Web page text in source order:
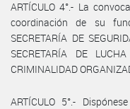
ARTÍCULO 4°.- La
coordinación de su
SECRETARÍA DE
SECRETARÍA DE
CRIMINALIDAD
ARTÍCULO 5°.-